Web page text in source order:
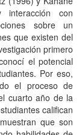
interacción con
sobre un
que existen del
primero
el potencial
Por eso,
el proceso de
cuarto año de la
califican
que son